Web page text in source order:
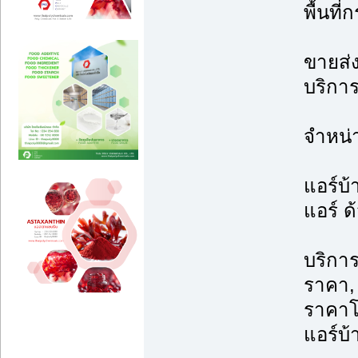
พื้นที่ก
ขายส่
บริกา
จำหน่
แอร์บ้
แอร์
บริกา
ราคา
ราคา
แอร์บ้